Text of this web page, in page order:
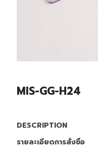
MIS-GG-H24
DESCRIPTION
รายละเอียดการสั่งซื้อ